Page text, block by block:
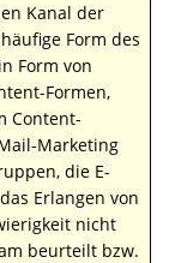
Kanal der
Form des
Form von
Formen,
Content-
Marketing
die E-
Erlangen von
nicht
beurteilt bzw.